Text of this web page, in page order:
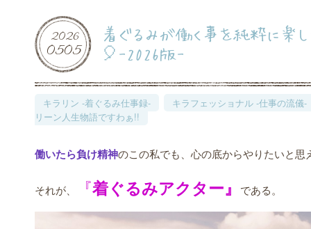
2026
0505
着ぐるみが働く事を純粋に楽
🎈-2026版-
キラリン -着ぐるみ仕事録-
キラフェッショナル -仕事の流儀-
リーン人生物語ですわぁ!!
働いたら負け精神のこの私でも、心の底からやりたいと思
それが、 『着ぐるみアクター』 である。